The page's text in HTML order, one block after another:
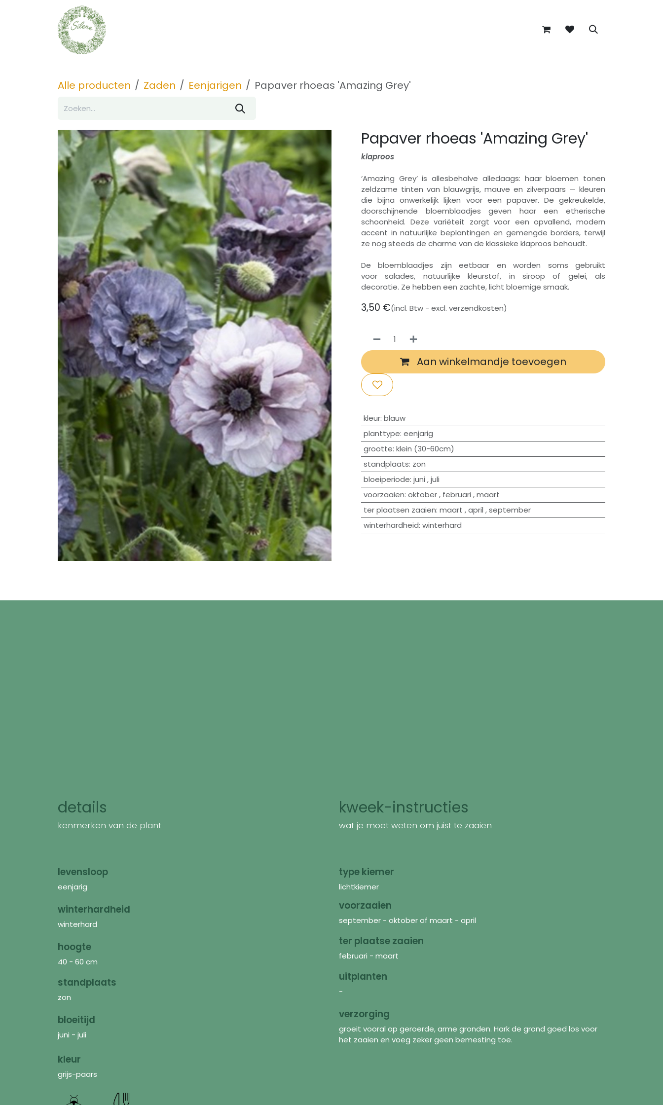
Overslaan naar inhoud
Alle producten Zaden Eenjarigen Papaver rhoeas 'Amazing Grey'
Papaver rhoeas 'Amazing Grey'
klaproos
‘Amazing Grey’ is allesbehalve alledaags: haar bloemen tonen
zeldzame tinten van blauwgrijs, mauve en zilverpaars — kleuren
die bijna onwerkelijk lijken voor een papaver. De gekreukelde,
doorschijnende bloemblaadjes geven haar een etherische
schoonheid. Deze variëteit zorgt voor een opvallend, modern
accent in natuurlijke beplantingen en gemengde borders, terwijl
ze nog steeds de charme van de klassieke klaproos behoudt.
De bloemblaadjes zijn eetbaar en worden soms gebruikt
voor salades, natuurlijke kleurstof, in siroop of gelei, als
decoratie. Ze hebben een zachte, licht bloemige smaak.
3,50 €(incl. Btw - excl. verzendkosten)
Aan winkelmandje toevoegen
​kleur: blauw
planttype: eenjarig
grootte: klein (30-60cm)
standplaats: zon
bloeiperiode: juni ,juli
voorzaaien: oktober, februari ,maart
ter plaatsen zaaien: maart ,april ,september
winterhardheid: winterhard
details
kenmerken van de plant
levensloop
eenjarig
winterhardheid
winterhard
hoogte
40 - 60 cm
standplaats
zon
bloeitijd
juni - juli
kleur
grijs-paars
kweek-instructies
wat je moet weten om juist te zaaien
type kiemer
lichtkiemer
voorzaaien
september - oktober of maart - april
ter plaatse zaaien
februari - maart
uitplanten
-
verzorging
groeit vooral op geroerde, arme gronden. Hark de grond goed los voor
het zaaien en voeg zeker geen bemesting toe.